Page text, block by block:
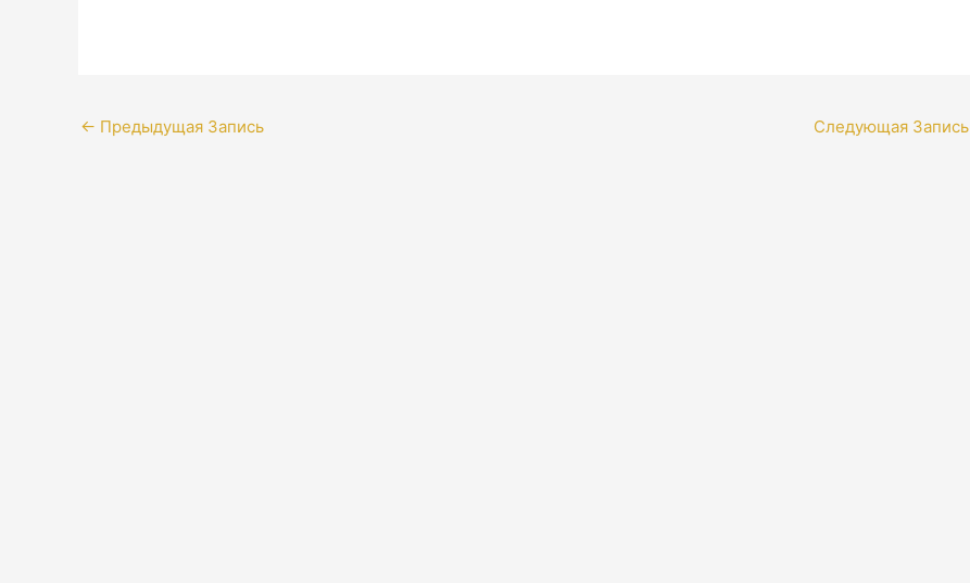
← Предыдущая Запись Следующая Запись